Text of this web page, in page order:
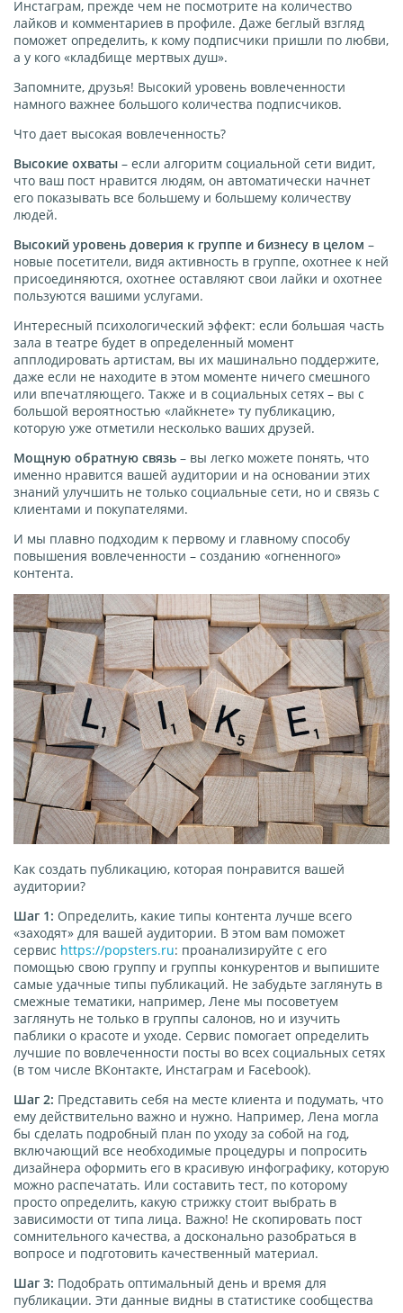
Инстаграм, прежде чем не посмотрите на количество
лайков и комментариев в профиле. Даже беглый взгляд
поможет определить, к кому подписчики пришли по любви,
а у кого «кладбище мертвых душ».
Запомните, друзья! Высокий уровень вовлеченности
намного важнее большого количества подписчиков.
Что дает высокая вовлеченность?
Высокие охваты – если алгоритм социальной сети видит,
что ваш пост нравится людям, он автоматически начнет
его показывать все большему и большему количеству
людей.
Высокий уровень доверия к группе и бизнесу в целом –
новые посетители, видя активность в группе, охотнее к ней
присоединяются, охотнее оставляют свои лайки и охотнее
пользуются вашими услугами.
Интересный психологический эффект: если большая часть
зала в театре будет в определенный момент
апплодировать артистам, вы их машинально поддержите,
даже если не находите в этом моменте ничего смешного
или впечатляющего. Также и в социальных сетях – вы с
большой вероятностью «лайкнете» ту публикацию,
которую уже отметили несколько ваших друзей.
Мощную обратную связь – вы легко можете понять, что
именно нравится вашей аудитории и на основании этих
знаний улучшить не только социальные сети, но и связь с
клиентами и покупателями.
И мы плавно подходим к первому и главному способу
повышения вовлеченности – созданию «огненного»
контента.
Как создать публикацию, которая понравится вашей
аудитории?
Шаг 1: Определить, какие типы контента лучше всего
«заходят» для вашей аудитории. В этом вам поможет
сервис https://popsters.ru: проанализируйте с его
помощью свою группу и группы конкурентов и выпишите
самые удачные типы публикаций. Не забудьте заглянуть в
смежные тематики, например, Лене мы посоветуем
заглянуть не только в группы салонов, но и изучить
паблики о красоте и уходе. Сервис помогает определить
лучшие по вовлеченности посты во всех социальных сетях
(в том числе ВКонтакте, Инстаграм и Facebook).
Шаг 2: Представить себя на месте клиента и подумать, что
ему действительно важно и нужно. Например, Лена могла
бы сделать подробный план по уходу за собой на год,
включающий все необходимые процедуры и попросить
дизайнера оформить его в красивую инфографику, которую
можно распечатать. Или составить тест, по которому
просто определить, какую стрижку стоит выбрать в
зависимости от типа лица. Важно! Не скопировать пост
сомнительного качества, а досконально разобраться в
вопросе и подготовить качественный материал.
Шаг 3: Подобрать оптимальный день и время для
публикации. Эти данные видны в статистике сообщества